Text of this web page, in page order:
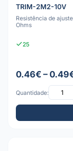
TRIM-2M2-10V
Resistência de
Ohms
25
0.46€ –
Quantidade: